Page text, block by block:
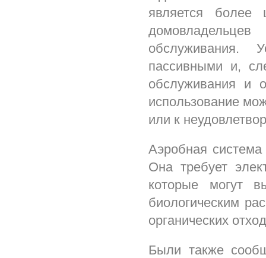
является более
обслуживания.
пассивными и,
обслуживания и
использование
или к
Аэробная
Она требует
которые могут
биологическим
органических
Были также